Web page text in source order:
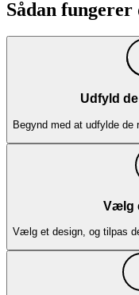
Sådan fungerer
Udfyld
Begynd med at udfylde de
Vælg
Vælg et design, og tilpas